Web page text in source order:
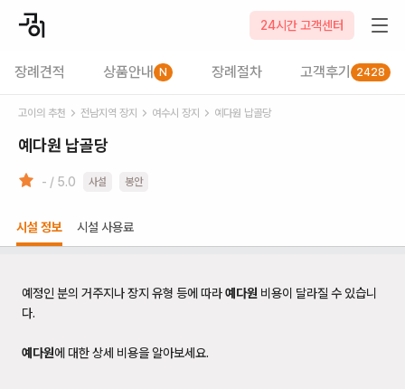
24시간 고객센터
장례견적 상품안내 N 장례절차 고객후기 2428
고이의 추천 전남지역 장지 여수시 장지 예다원 납골당
예다원 납골당
- / 5.0 사설 봉안
시설 정보 시설 사용료
예정인 분의 거주지나 장지 유형 등에 따라예다원 비용이 달라질 수 있습니
다.
예다원에 대한 상세 비용을 알아보세요.